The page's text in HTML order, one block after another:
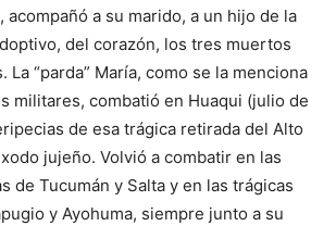
acompañó a su marido, a un hijo de la
del corazón, los tres muertos
La “parda” María, como se la menciona
militares, combatió en Huaqui (julio de
de esa trágica retirada del Alto
jujeño. Volvió a combatir en las
de Tucumán y Salta y en las trágicas
y Ayohuma, siempre junto a su